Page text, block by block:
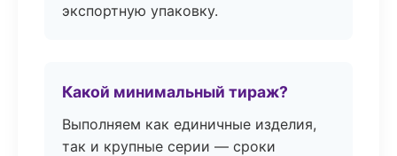
экспортную упаковку.
Какой минимальный тираж?
Выполняем как единичные изделия,
так и крупные серии — сроки